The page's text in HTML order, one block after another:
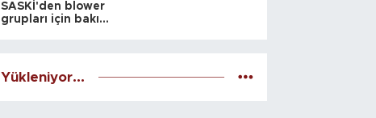
SASKİ'den blower
grupları için bakım
Yükleniyor...